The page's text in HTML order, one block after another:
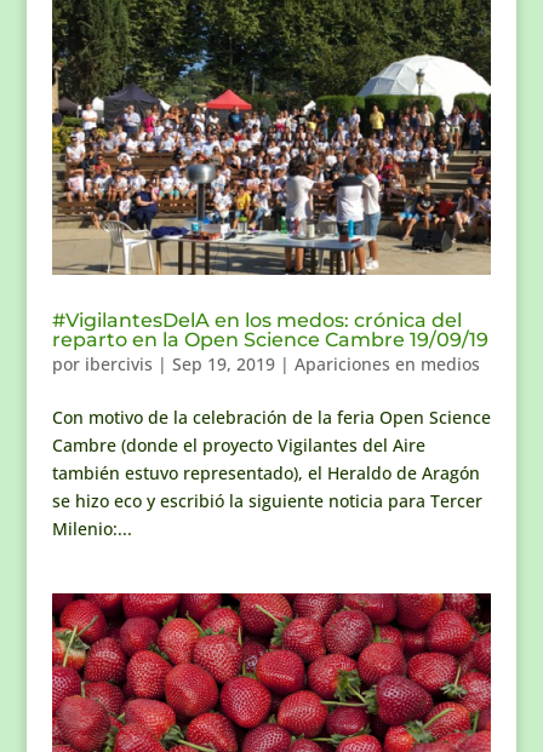
#VigilantesDelA en los medos: crónica del
reparto en la Open Science Cambre 19/09/19
por ibercivis | Sep 19, 2019| Apariciones en medios
Con motivo de la celebración de la feria Open Science
Cambre (donde el proyecto Vigilantes del Aire
también estuvo representado), el Heraldo de Aragón
se hizo eco y escribió la siguiente noticia para Tercer
Milenio:...